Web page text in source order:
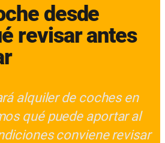
desde
revisar antes
alquiler de coches en
qué puede aportar al
conviene revisar